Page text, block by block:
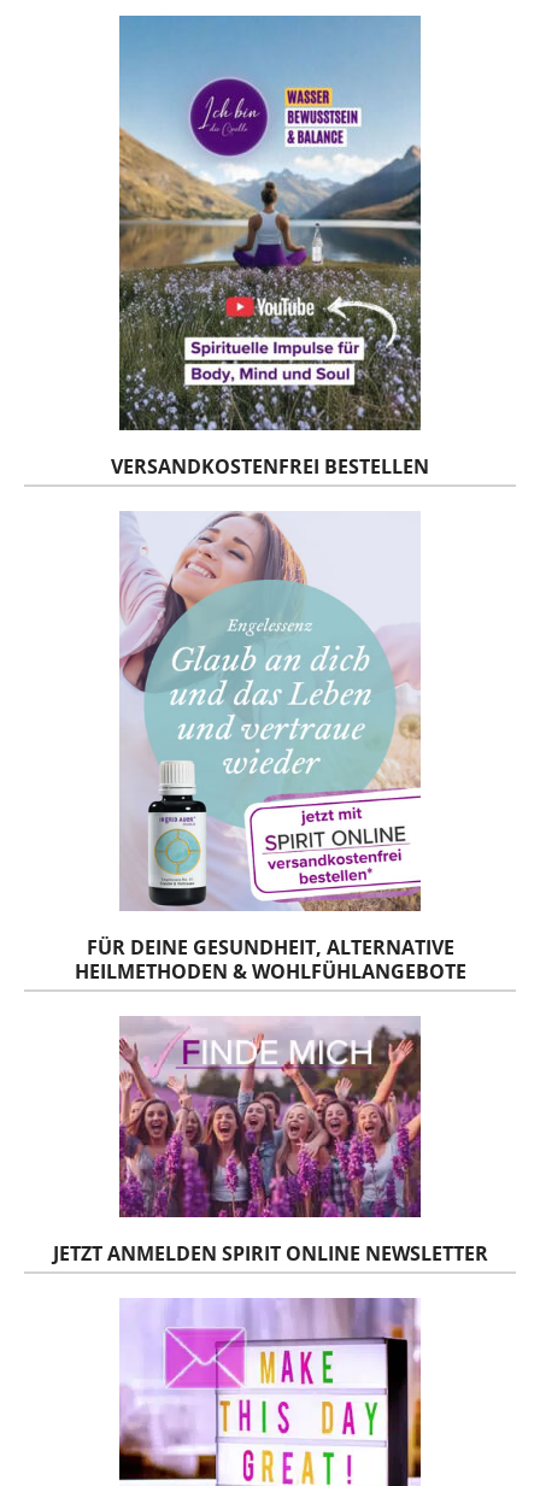
VERSANDKOSTENFREI BESTELLEN
FÜR DEINE GESUNDHEIT, ALTERNATIVE
HEILMETHODEN & WOHLFÜHLANGEBOTE
JETZT ANMELDEN SPIRIT ONLINE NEWSLETTER